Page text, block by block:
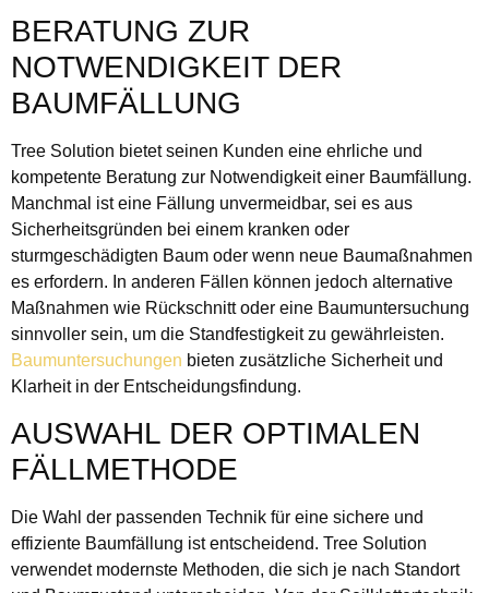
BERATUNG ZUR
NOTWENDIGKEIT DER
BAUMFÄLLUNG
Tree Solution bietet seinen Kunden eine ehrliche und
kompetente Beratung zur Notwendigkeit einer Baumfällung.
Manchmal ist eine Fällung unvermeidbar, sei es aus
Sicherheitsgründen bei einem kranken oder
sturmgeschädigten Baum oder wenn neue Baumaßnahmen
es erfordern. In anderen Fällen können jedoch alternative
Maßnahmen wie Rückschnitt oder eine Baumuntersuchung
sinnvoller sein, um die Standfestigkeit zu gewährleisten.
Baumuntersuchungen bieten zusätzliche Sicherheit und
Klarheit in der Entscheidungsfindung.
AUSWAHL DER OPTIMALEN
FÄLLMETHODE
Die Wahl der passenden Technik für eine sichere und
effiziente Baumfällung ist entscheidend. Tree Solution
verwendet modernste Methoden, die sich je nach Standort